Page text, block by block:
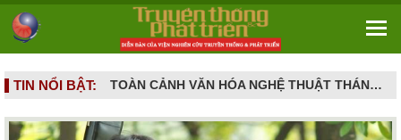
TIN NỔI BẬT:TOÀN CẢNH VĂN HÓA NGHỆ THUẬT THÁNG 5/2026: NHIỀU SỰ KIỆN TÔN VINH LỊCH SỬ, DI SẢN VÀ SÁNG TẠO ĐƯƠNG ĐẠI NGƯỜI CAO TUỔI VÀ NHỮNG CẠM BẪY DỊCH VỤ HIỆN ĐẠI - Khi khát vọng sống vui ở tuổi già bị dẫn dụ vào mê cung hợp đồng kỳ nghỉ